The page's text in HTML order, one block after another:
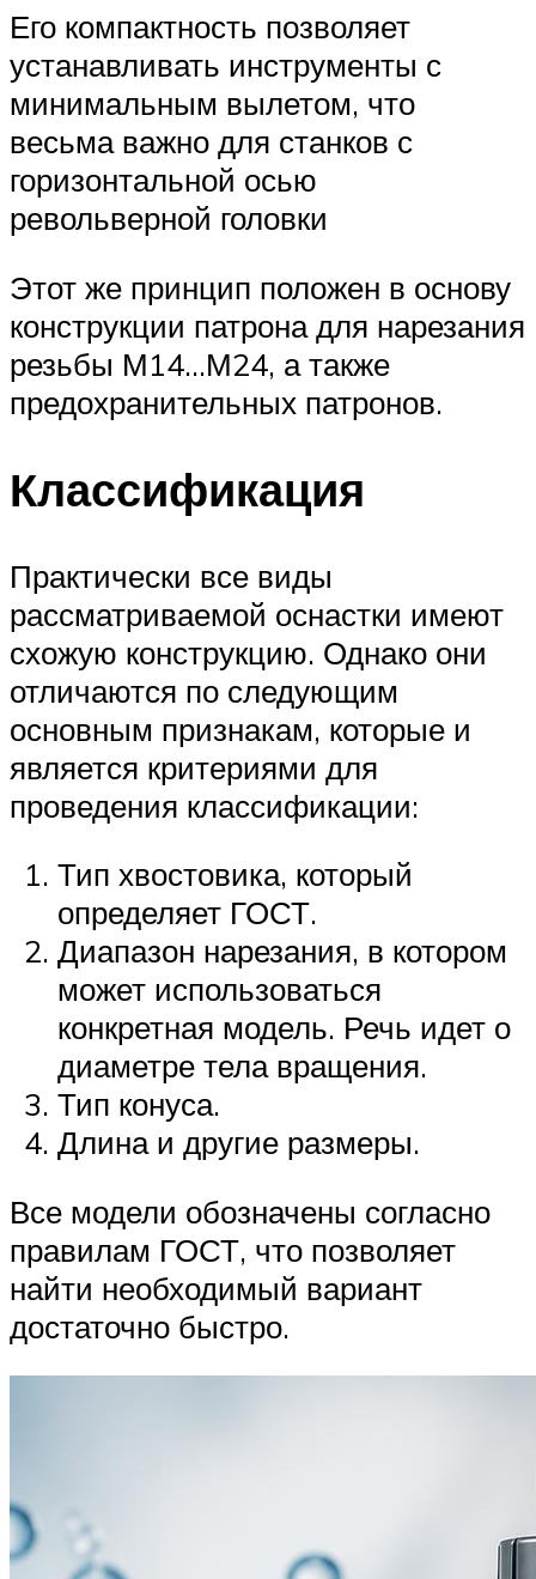
Его компактность позволяет
устанавливать инструменты с
минимальным вылетом, что
весьма важно для станков с
горизонтальной осью
револьверной головки
Этот же принцип положен в основу
конструкции патрона для нарезания
резьбы М14…М24, а также
предохранительных патронов.
Классификация
Практически все виды
рассматриваемой оснастки имеют
схожую конструкцию. Однако они
отличаются по следующим
основным признакам, которые и
является критериями для
проведения классификации:
Тип хвостовика, который
определяет ГОСТ.
Диапазон нарезания, в котором
может использоваться
конкретная модель. Речь идет о
диаметре тела вращения.
Тип конуса.
Длина и другие размеры.
Все модели обозначены согласно
правилам ГОСТ, что позволяет
найти необходимый вариант
достаточно быстро.